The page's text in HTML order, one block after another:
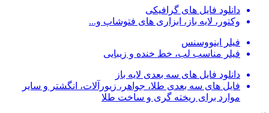
دانلود فایل های گرافیکی
وکتور، لایه باز، ابزاری های فتوشاپ و...
فیلر اینووسنس
فیلر مناسب لب، خط خنده و زیبایی
دانلود فایل های سه بعدی لایه باز
فایل های سه بعدی طلا، جواهر، زیورآلات، انگشتر و سایر
موارد برای ریخته گری و ساخت طلا